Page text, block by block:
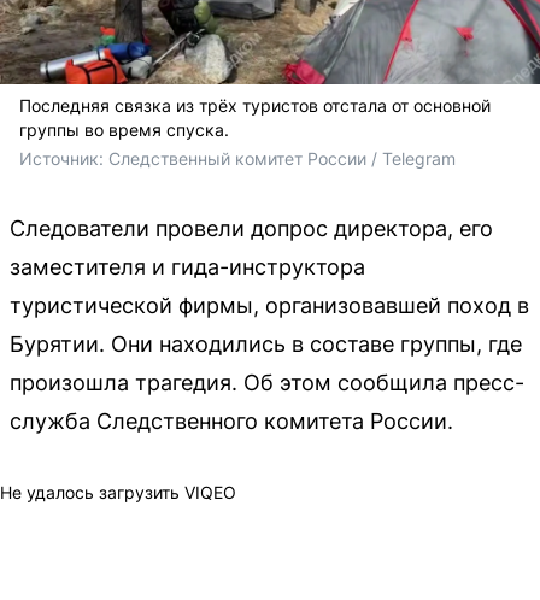
Последняя связка из трёх туристов отстала от основной
группы во время спуска.
Источник: Следственный комитет России / Telegram
Следователи провели допрос директора, его
заместителя и гида-инструктора
туристической фирмы, организовавшей поход в
Бурятии. Они находились в составе группы, где
произошла трагедия. Об этом сообщила пресс-
служба Следственного комитета России.
Не удалось загрузить VIQEO